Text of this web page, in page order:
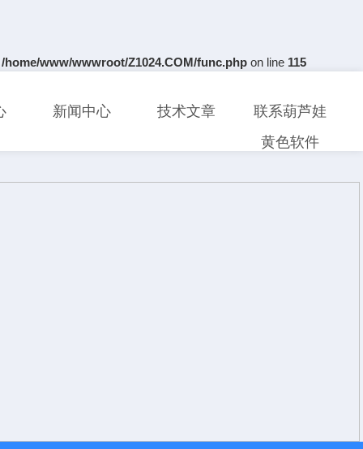
/home/www/wwwroot/Z1024.COM/func.php on line 115
新闻中心 技术文章
联系葫芦娃
黄色软件